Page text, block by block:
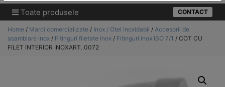
Toate produsele CONTACT
Home / Marci comercializate / Inox / Otel inoxidabil / Accesorii de
asamblare inox / Fitinguri filetate inox / Fitinguri inox ISO 7/1 / COT CU
FILET INTERIOR INOXART. 0072